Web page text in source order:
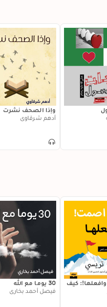
وإذا الصحف نشرت
أدهم شرقاوي
كيف
30 يوما مع الله
فيصل أحمد بخاري